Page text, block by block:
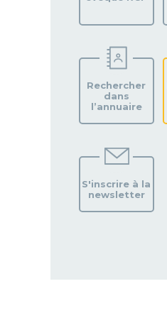
Rechercher
dans
l’annuaire
S'inscrire à la
newsletter